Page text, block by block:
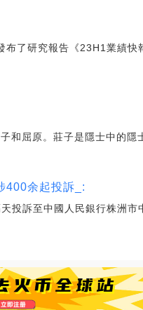
了研究報告《23H1業績
和屈原。莊子是隱士中的隱
400余起投訴_:
投訴至中國人民銀行株洲市